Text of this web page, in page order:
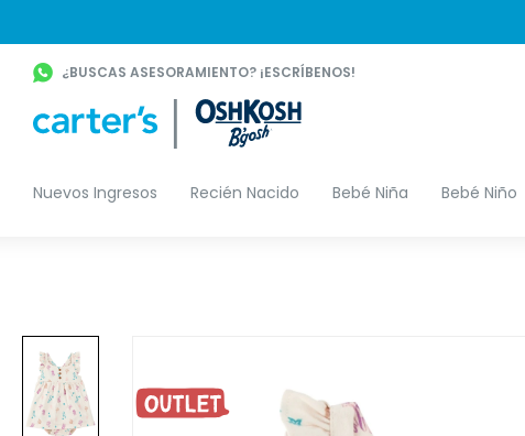
Nuevos Ingresos Recién Nacido Bebé Niña Bebé Niño
¿BUSCAS ASESORAMIENTO? ¡ESCRÍBENOS!